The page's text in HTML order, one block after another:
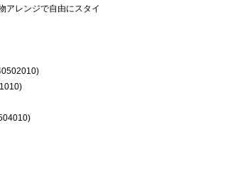
アレンジで自由にスタイ